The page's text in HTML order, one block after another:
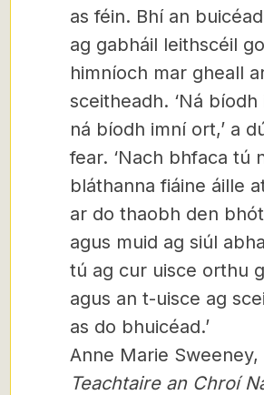
as féin. Bhí an
ag gabháil leithscéil go
himníoch mar gheall
sceitheadh. ‘Ná
ná bíodh imní ort,’ a
fear. ‘Nach bhfaca tú
bláthanna fiáine áille
ar do thaobh den
agus muid ag siúl
tú ag cur uisce orthu
agus an t-uisce ag
as do bhuicéad.’
Anne Marie Sweeney,
Teachtaire an Chroí